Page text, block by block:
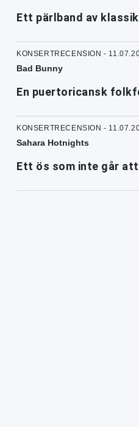
Ett pärlband av
KONSERTRECENSION -
Bad Bunny
En puertoricansk
KONSERTRECENSION -
Sahara Hotnights
Ett ös som inte går